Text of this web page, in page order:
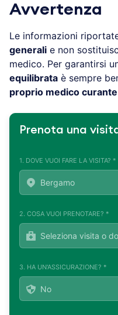
Avvertenza
Le informazioni
generali e non
medico. Per garantirsi
equilibrata è sempre
proprio medico curante
Prenota una
1. DOVE VUOI FARE LA VISITA? *
2. COSA VUOI PRENOTARE? *
3. HA UN'ASSICURAZIONE? *